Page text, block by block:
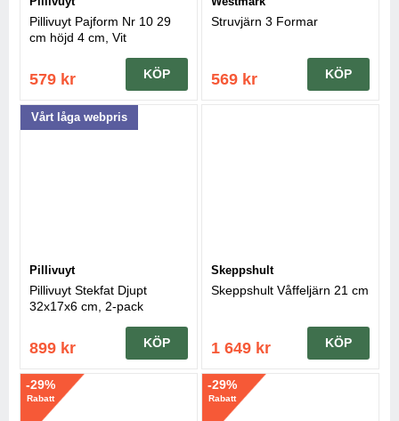
Pillivuyt Pajform Nr 10 29
cm höjd 4 cm, Vit
579 kr KÖP
Struvjärn 3 Formar
569 kr KÖP
Vårt låga webpris
Pillivuyt
Pillivuyt Stekfat Djupt
32x17x6 cm, 2-pack
899 kr KÖP
Skeppshult
Skeppshult Våffeljärn 21 cm
1 649 kr KÖP
-29%
Rabatt
-29%
Rabatt